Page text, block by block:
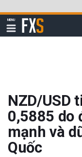
qua
đi
MENU
Hiển
thị
FXStreet
NZD/USD
0,5885 do
mạnh và
Quốc